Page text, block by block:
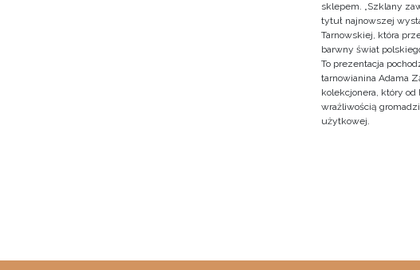
sklepem. „Szklany
tytuł najnowszej
Tarnowskiej, która
barwny świat
To prezentacja
tarnowianina Adama
kolekcjonera, który od
wrażliwością
użytkowej.